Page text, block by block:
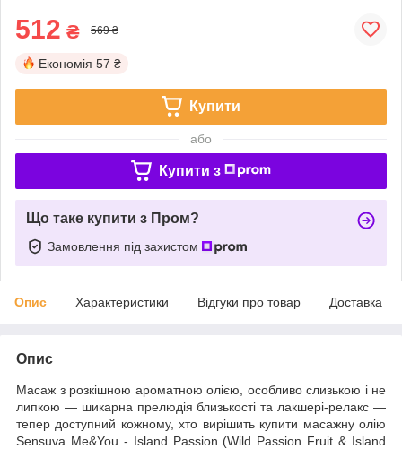
512 ₴ 569 ₴
Економія 57 ₴
Купити
або
Купити з
Що таке купити з Пром?
Замовлення під захистом
Опис Характеристики Відгуки про товар Доставка
Опис
Масаж з розкішною ароматною олією, особливо слизькою і не
липкою — шикарна прелюдія близькості та лакшері-релакс —
тепер доступний кожному, хто вирішить купити масажну олію
Sensuva Me&You - Island Passion (Wild Passion Fruit & Island